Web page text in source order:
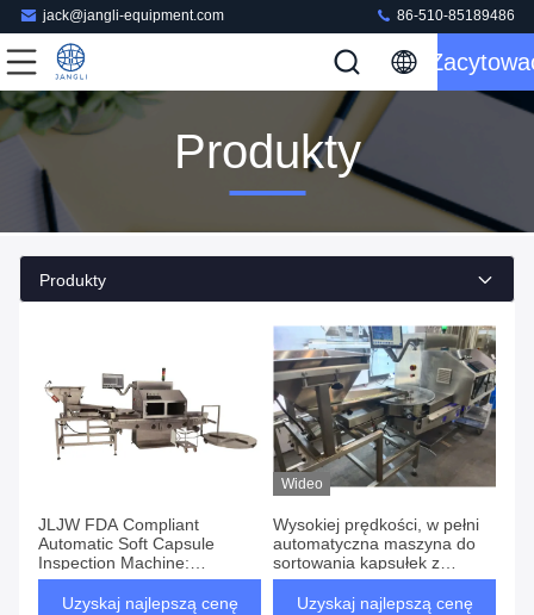
jack@jangli-equipment.com 86-510-85189486
Produkty
Produkty
JLJW FDA Compliant
Automatic Soft Capsule
Inspection Machine:
Inteligentniejsza kontrola
jakości
Uzyskaj najlepszą cenę
Wideo
Wysokiej prędkości, w pełni
automatyczna maszyna do
sortowania kapsułek z
miękkiego żelu
Uzyskaj najlepszą cenę